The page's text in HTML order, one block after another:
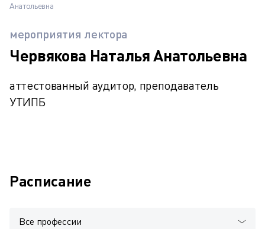
Анатольевна
мероприятия лектора
Червякова Наталья Анатольевна
аттестованный аудитор, преподаватель
УТИПБ
Расписание
Все профессии